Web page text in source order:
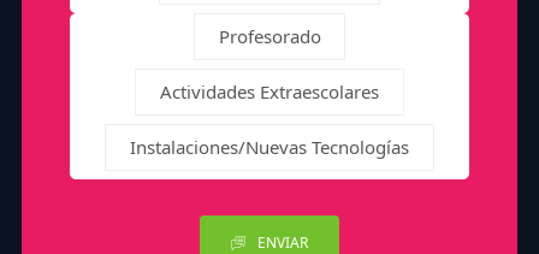
Profesorado
Actividades Extraescolares
Instalaciones/Nuevas Tecnologías
ENVIAR